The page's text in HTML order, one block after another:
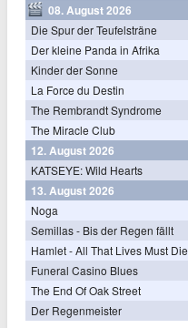
08. August 2026
Die Spur der Teufelsträne
Der kleine Panda in Afrika
Kinder der Sonne
La Force du Destin
The Rembrandt Syndrome
The Miracle Club
12. August 2026
KATSEYE: Wild Hearts
13. August 2026
Noga
Semillas - Bis der Regen fällt
Hamlet - All That Lives Must Die
Funeral Casino Blues
The End Of Oak Street
Der Regenmeister